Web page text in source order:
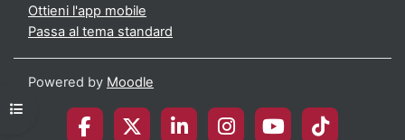
Apri indice del corso
Ottieni l'app mobile
Passa al tema standard
Powered by Moodle